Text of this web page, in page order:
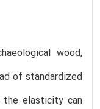
wood,
of standardized
the elasticity can